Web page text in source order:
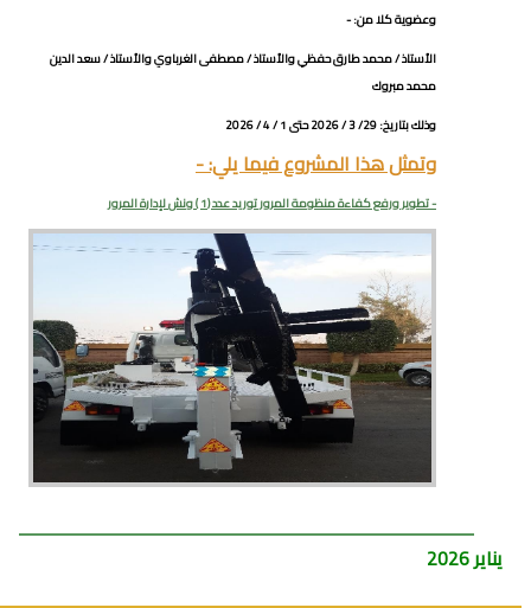
وعضوية كلا من: -
الأستاذ / محمد طارق حفظي والأستاذ / مصطفى الغرباوي والأستاذ / سعد الدين
محمد مبروك
وذلك بتاريخ: 29/ 3 / 2026 حتى 1 / 4 / 2026
وتمثل هذا المشروع فيما يلي: -
- تطوير ورفع كفاءة منظومة المرور توريد عدد (1 ) ونش لإدارة المرور
يناير 2026